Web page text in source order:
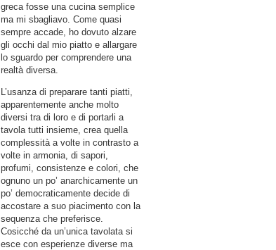
greca fosse una cucina semplice
ma mi sbagliavo. Come quasi
sempre accade, ho dovuto alzare
gli occhi dal mio piatto e allargare
lo sguardo per comprendere una
realtà diversa.
L’usanza di preparare tanti piatti,
apparentemente anche molto
diversi tra di loro e di portarli a
tavola tutti insieme, crea quella
complessità a volte in contrasto a
volte in armonia, di sapori,
profumi, consistenze e colori, che
ognuno un po’ anarchicamente un
po’ democraticamente decide di
accostare a suo piacimento con la
sequenza che preferisce.
Cosicché da un’unica tavolata si
esce con esperienze diverse ma